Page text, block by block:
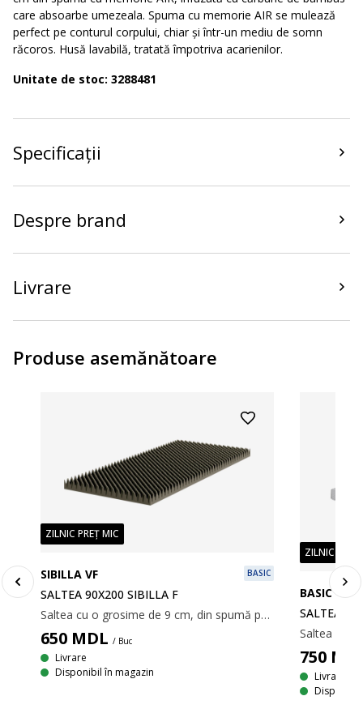
care absoarbe umezeala. Spuma cu memorie AIR se mulează
perfect pe conturul corpului, chiar și într-un mediu de somn
răcoros. Husă lavabilă, tratată împotriva acarienilor.
Unitate de stoc: 3288481
Specificații
Despre brand
Livrare
Produse asemănătoare
ZILNIC PREȚ MIC
SIBILLA VF BASIC
SALTEA 90X200 SIBILLA F
Saltea cu o grosime de 9 cm, din spumă poliuretanică și o parte profilată pentru ventilație suplimentară. 90x200 cm
650 MDL/ Buc
Livrare
Disponibil în magazin
ZILNIC PREȚ
BASIC F15
SALTEA
750
Livrare
Disponibil